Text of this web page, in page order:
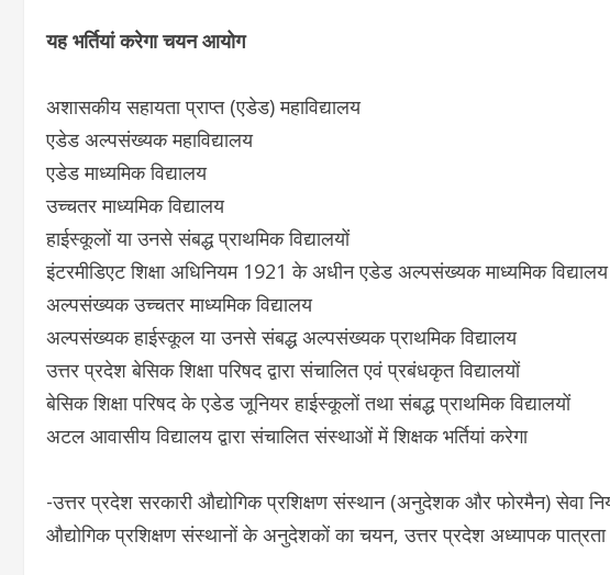
यह भर्तियां करेगा चयन आयोग
अशासकीय सहायता प्राप्त (एडेड) महाविद्यालय
एडेड अल्पसंख्यक महाविद्यालय
एडेड माध्यमिक विद्यालय
उच्चतर माध्यमिक विद्यालय
हाईस्कूलों या उनसे संबद्ध प्राथमिक विद्यालयों
इंटरमीडिएट शिक्षा अधिनियम 1921 के अधीन एडेड अल्पसंख्यक माध्यमिक विद्यालय
अल्पसंख्यक उच्चतर माध्यमिक विद्यालय
अल्पसंख्यक हाईस्कूल या उनसे संबद्ध अल्पसंख्यक प्राथमिक विद्यालय
उत्तर प्रदेश बेसिक शिक्षा परिषद द्वारा संचालित एवं प्रबंधकृत विद्यालयों
बेसिक शिक्षा परिषद के एडेड जूनियर हाईस्कूलों तथा संबद्ध प्राथमिक विद्यालयों
अटल आवासीय विद्यालय द्वारा संचालित संस्थाओं में शिक्षक भर्तियां करेगा
-उत्तर प्रदेश सरकारी औद्योगिक प्रशिक्षण संस्थान (अनुदेशक और फोरमैन) सेवा
औद्योगिक प्रशिक्षण संस्थानों के अनुदेशकों का चयन, उत्तर प्रदेश अध्यापक पात्रता